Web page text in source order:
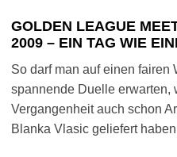
GOLDEN LEAGUE
2009 – EIN TAG WIE
So darf man auf einen fairen
spannende Duelle erwarten,
Vergangenheit auch schon
Blanka Vlasic geliefert